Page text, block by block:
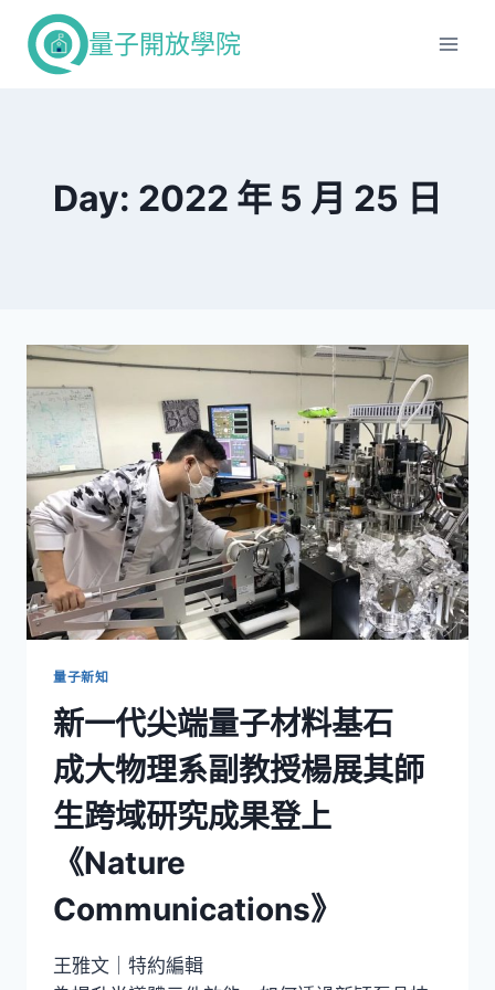
content
量子開放學院
Day: 2022 年 5 月 25 日
量子新知
新一代尖端量子材料基石
成大物理系副教授楊展其師
生跨域研究成果登上
《Nature
Communications》
王雅文｜特約編輯